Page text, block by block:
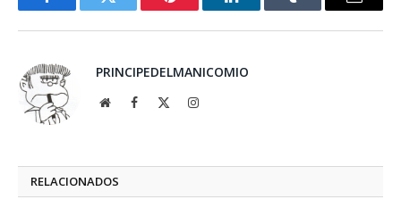
FacebookTwitter Pinterest LinkedInTumblr Email
PRINCIPEDELMANICOMIO
WebsiteFacebook Instagram
RELACIONADOS